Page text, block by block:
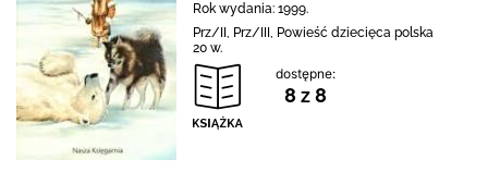
Rok wydania: 1999.
Prz/II, Prz/III, Powieść dziecięca polska
20 w.
dostępne:
8 z 8